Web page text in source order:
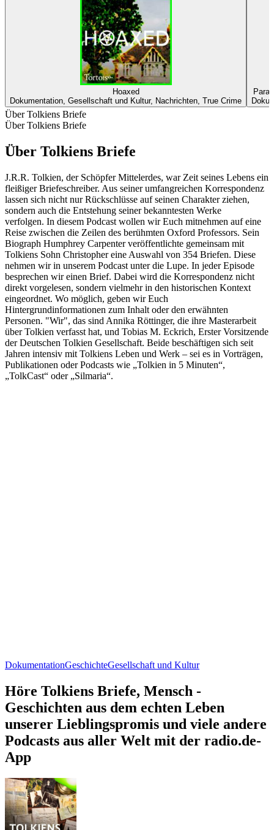
Hoaxed
Dokumentation, Gesellschaft und Kultur, Nachrichten, True Crime
Über Tolkiens Briefe
Über Tolkiens Briefe
Über Tolkiens Briefe
J.R.R. Tolkien, der Schöpfer Mittelerdes, war Zeit seines Lebens ein
fleißiger Briefeschreiber. Aus seiner umfangreichen Korrespondenz
lassen sich nicht nur Rückschlüsse auf seinen Charakter ziehen,
sondern auch die Entstehung seiner bekanntesten Werke
verfolgen. In diesem Podcast wollen wir Euch mitnehmen auf eine
Reise zwischen die Zeilen des berühmten Oxford Professors. Sein
Biograph Humphrey Carpenter veröffentlichte gemeinsam mit
Tolkiens Sohn Christopher eine Auswahl von 354 Briefen. Diese
nehmen wir in unserem Podcast unter die Lupe. In jeder Episode
besprechen wir einen Brief. Dabei wird die Korrespondenz nicht
direkt vorgelesen, sondern vielmehr in den historischen Kontext
eingeordnet. Wo möglich, geben wir Euch
Hintergrundinformationen zum Inhalt oder den erwähnten
Personen. "Wir", das sind Annika Röttinger, die ihre Masterarbeit
über Tolkien verfasst hat, und Tobias M. Eckrich, Erster Vorsitzende
der Deutschen Tolkien Gesellschaft. Beide beschäftigen sich seit
Jahren intensiv mit Tolkiens Leben und Werk – sei es in Vorträgen,
Publikationen oder Podcasts wie „Tolkien in 5 Minuten“,
„TolkCast“ oder „Silmaria“.
DokumentationGeschichteGesellschaft und Kultur
Höre Tolkiens Briefe, Mensch -
Geschichten aus dem echten Leben
unserer Lieblingspromis und viele andere
Podcasts aus aller Welt mit der radio.de-
App